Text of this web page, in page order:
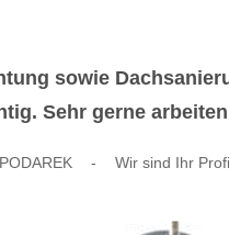
sowie
Sehr gerne
- Wir sind Ihr Profi